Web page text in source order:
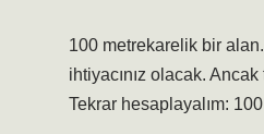
100 metrekarelik bir
ihtiyacınız olacak.
Tekrar hesaplayalım: